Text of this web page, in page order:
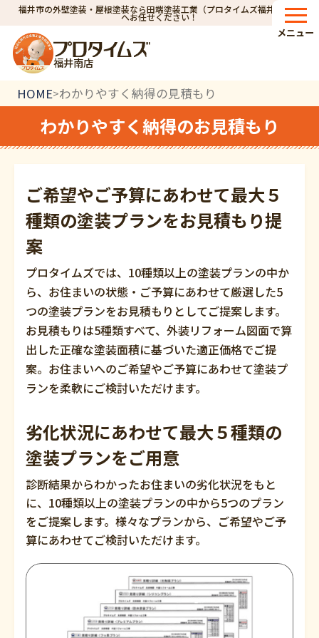
福井市の外壁塗装・屋根塗装なら田端塗装工業（プロタイムズ福井南店）
へお任せください！
福井南店
メニュー
HOME>わかりやすく納得の見積もり
わかりやすく納得のお見積もり
ご希望やご予算にあわせて最大５
種類の塗装プランをお見積もり提
案
プロタイムズでは、10種類以上の塗装プランの中か
ら、お住まいの状態・ご予算にあわせて厳選した5
つの塗装プランをお見積もりとしてご提案します。
お見積もりは5種類すべて、外装リフォーム図面で算
出した正確な塗装面積に基づいた適正価格でご提
案。お住まいへのご希望やご予算にあわせて塗装プ
ランを柔軟にご検討いただけます。
劣化状況にあわせて最大５種類の
塗装プランをご用意
診断結果からわかったお住まいの劣化状況をもと
に、10種類以上の塗装プランの中から5つのプラン
をご提案します。様々なプランから、ご希望やご予
算にあわせてご検討いただけます。